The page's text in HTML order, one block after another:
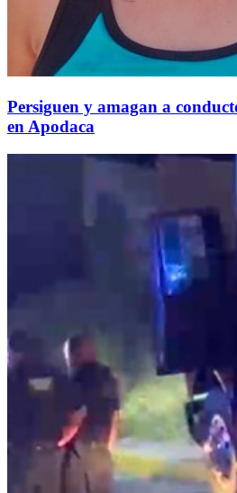
Persiguen y amagan a
en Apodaca